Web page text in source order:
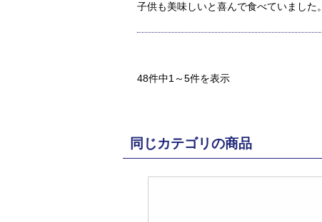
子供も美味しいと喜んで食べていました。
48件中1～5件を表示
同じカテゴリの商品